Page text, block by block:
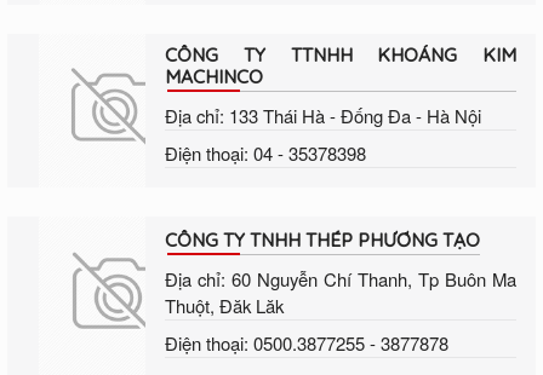
CÔNG TY TTNHH KHOÁNG KIM
MACHINCO
Địa chỉ: 133 Thái Hà - Đống Đa - Hà Nội
Điện thoại: 04 - 35378398
CÔNG TY TNHH THÉP PHƯƠNG TẠO
Địa chỉ: 60 Nguyễn Chí Thanh, Tp Buôn Ma
Thuột, Đăk Lăk
Điện thoại: 0500.3877255 - 3877878